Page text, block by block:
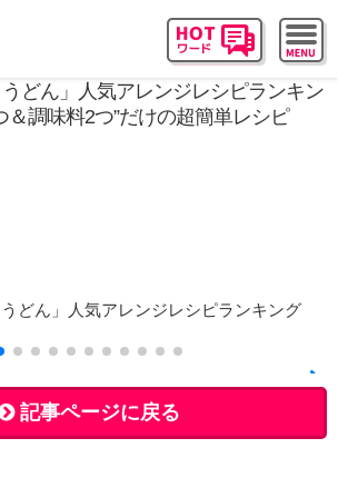
うどん」人気アレンジレシピランキン
調味料2つ”だけの超簡単レシピ
うどん」人気アレンジレシピランキング
記事ページに戻る